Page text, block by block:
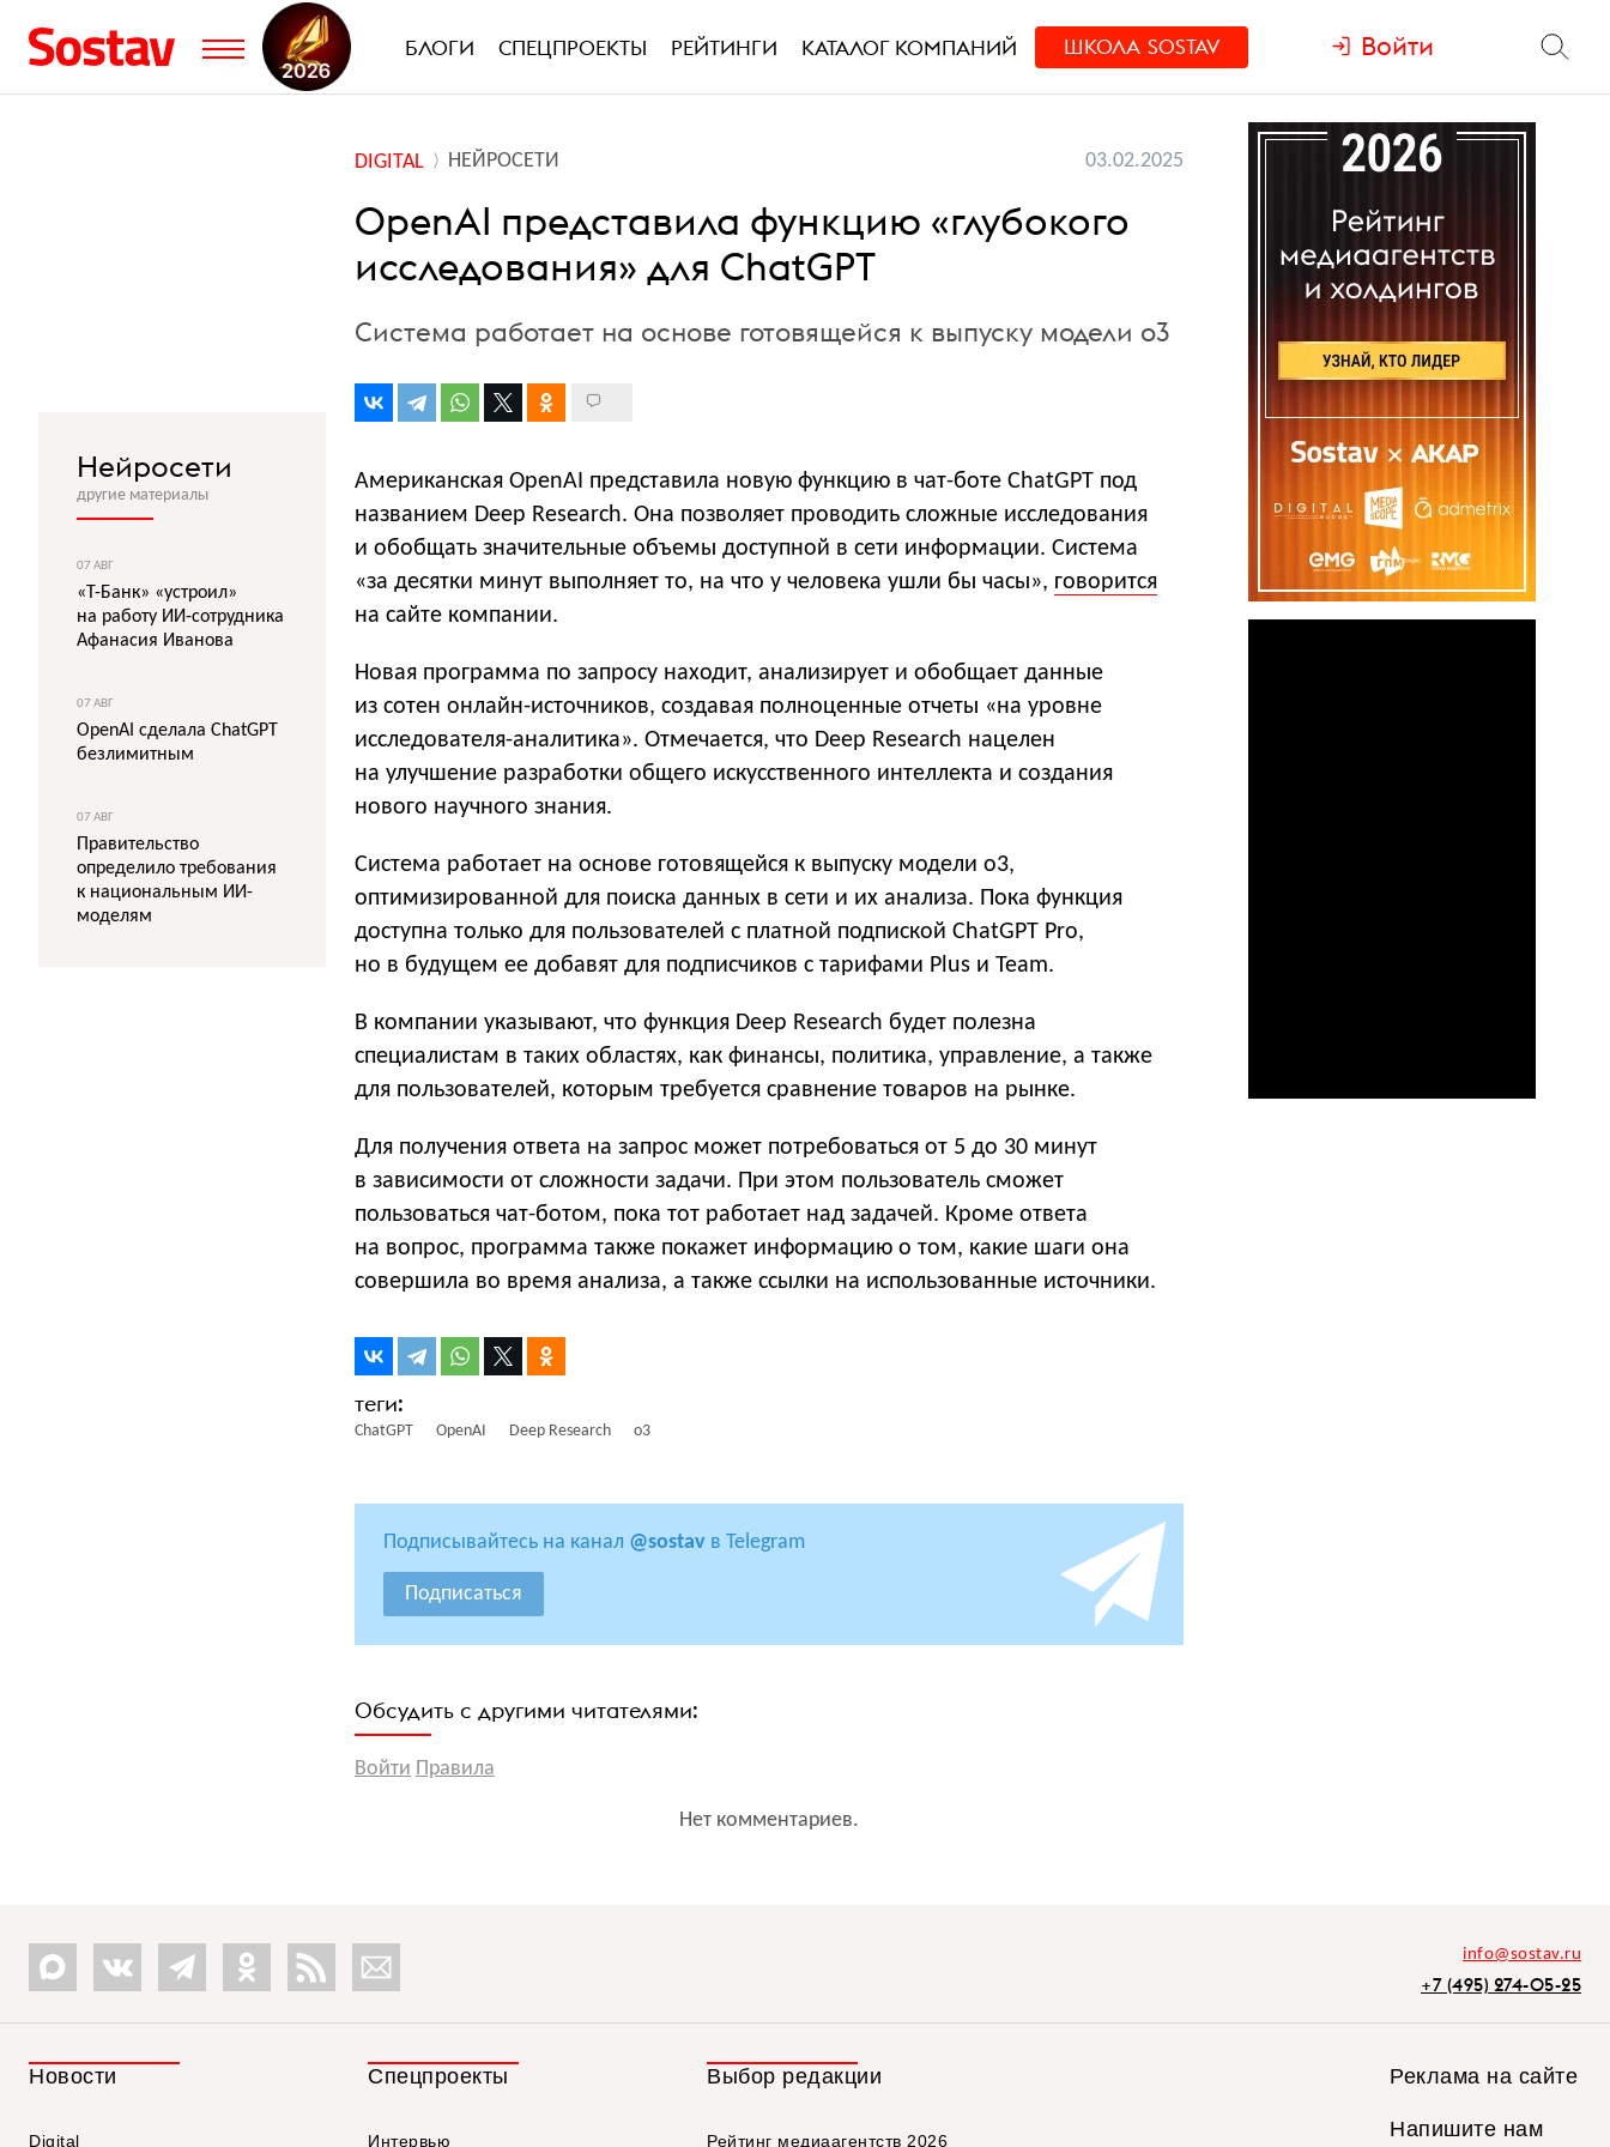
БЛОГИ СПЕЦПРОЕКТЫ РЕЙТИНГИ КАТАЛОГ КОМПАНИЙ ШКОЛА SOSTAV Войти
DIGITAL НЕЙРОСЕТИ 03.02.2025
OpenAI представила функцию «глубокого
исследования» для ChatGPT
Система работает на основе готовящейся к выпуску модели o3
Американская OpenAI представила новую функцию в чат-боте ChatGPT под
названием Deep Research. Она позволяет проводить сложные исследования
и обобщать значительные объемы доступной в сети информации. Система
«за десятки минут выполняет то, на что у человека ушли бы часы», говорится
на сайте компании.
Новая программа по запросу находит, анализирует и обобщает данные
из сотен онлайн-источников, создавая полноценные отчеты «на уровне
исследователя-аналитика». Отмечается, что Deep Research нацелен
на улучшение разработки общего искусственного интеллекта и создания
нового научного знания.
Система работает на основе готовящейся к выпуску модели o3,
оптимизированной для поиска данных в сети и их анализа. Пока функция
доступна только для пользователей с платной подпиской ChatGPT Pro,
но в будущем ее добавят для подписчиков с тарифами Plus и Team.
В компании указывают, что функция Deep Research будет полезна
специалистам в таких областях, как финансы, политика, управление, а также
для пользователей, которым требуется сравнение товаров на рынке.
Для получения ответа на запрос может потребоваться от 5 до 30 минут
в зависимости от сложности задачи. При этом пользователь сможет
пользоваться чат-ботом, пока тот работает над задачей. Кроме ответа
на вопрос, программа также покажет информацию о том, какие шаги она
совершила во время анализа, а также ссылки на использованные источники.
ChatGPT OpenAI Deep Research o3
Подписывайтесь на канал @sostav в Telegram
Подписаться
Обсудить с другими читателями:
Войти Правила
Нет комментариев.
Нейросети
другие материалы
07 АВГ
«Т-Банк» «устроил»
на работу ИИ-сотрудника
Афанасия Иванова
07 АВГ
OpenAI сделала ChatGPT
безлимитным
07 АВГ
Правительство
определило требования
к национальным ИИ-
моделям
info@sostav.ru
+7 (495) 274-05-25
Новости
Digital
Спецпроекты
Интервью
Выбор редакции
Рейтинг медиаагентств 2026
Реклама на сайте
Напишите нам